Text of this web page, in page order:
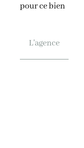
pour ce bien
L'agence